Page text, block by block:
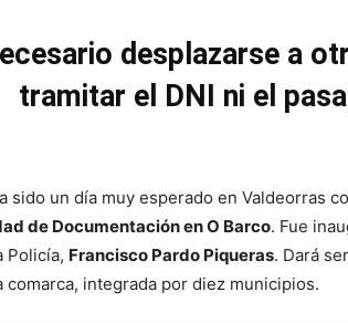
desplazarse a
tramitar el DNI ni el
sido un día muy esperado en Valdeorras
de Documentación en O Barco. Fue
Policía, Francisco Pardo Piqueras. Dará
comarca, integrada por diez municipios.